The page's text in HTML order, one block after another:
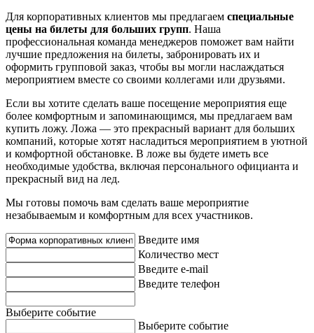
Для корпоративных клиентов мы предлагаем специальные
цены на билеты для больших групп. Наша
профессиональная команда менеджеров поможет вам найти
лучшие предложения на билеты, забронировать их и
оформить групповой заказ, чтобы вы могли наслаждаться
мероприятием вместе со своими коллегами или друзьями.
Если вы хотите сделать ваше посещение мероприятия еще
более комфортным и запоминающимся, мы предлагаем вам
купить ложу. Ложа — это прекрасный вариант для больших
компаний, которые хотят насладиться мероприятием в уютной
и комфортной обстановке. В ложе вы будете иметь все
необходимые удобства, включая персонального официанта и
прекрасный вид на лед.
Мы готовы помочь вам сделать ваше мероприятие
незабываемым и комфортным для всех участников.
Введите имя
Количество мест
Введите e-mail
Введите телефон
Выберите событие
Выберите событие